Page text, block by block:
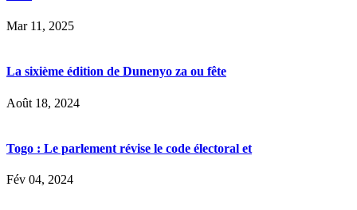
Mar 11, 2025
La sixième édition de Dunenyo za ou fête
Août 18, 2024
Togo : Le parlement révise le code électoral et
Fév 04, 2024